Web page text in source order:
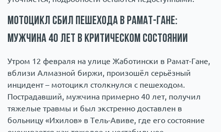
Мотоцикл сбил пешехода в Рамат-Гане:
мужчина 40 лет в критическом состоянии
Утром 12 февраля на улице Жаботински в Рамат-Гане,
вблизи Алмазной биржи, произошёл серьёзный
инцидент – мотоцикл столкнулся с пешеходом.
Пострадавший, мужчина примерно 40 лет, получил
тяжелые травмы и был экстренно доставлен в
больницу «Ихилов» в Тель-Авиве, где его состояние